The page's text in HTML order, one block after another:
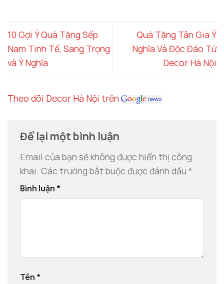
10 Gợi Ý Quà Tặng Sếp
Nam Tinh Tế, Sang Trọng
và Ý Nghĩa
Quà Tặng Tân Gia Ý
Nghĩa Và Độc Đáo Từ
Decor Hà Nội
Theo dõi Decor Hà Nội trên
Để lại một bình luận
Email của bạn sẽ không được hiển thị công
khai. Các trường bắt buộc được đánh dấu *
Bình luận *
Tên *